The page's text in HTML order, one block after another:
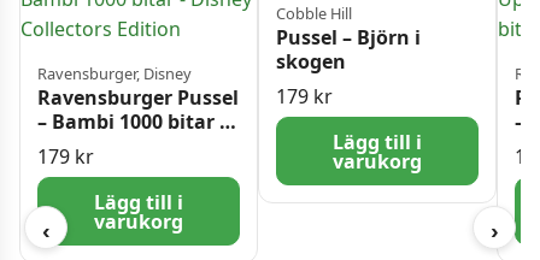
‹
Ravensburger, Disney
Ravensburger Pussel
– Bambi 1000 bitar –
Disney Collectors
Edition
179 kr
Lägg till i
varukorg
Cobble Hill
Pussel – Björn i
skogen
179 kr
Lägg till i
varukorg
–
›